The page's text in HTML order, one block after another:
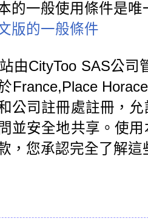
的一般使用條件是
版的一般條件
由CityToo SAS公司
France,Place
公司註冊處註冊，
並安全地共享。使
，您承認完全了解